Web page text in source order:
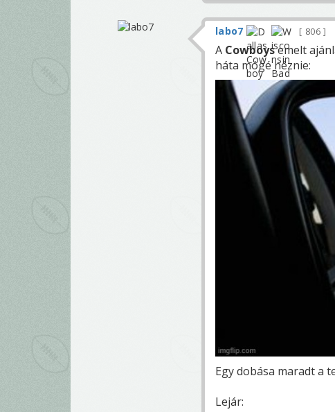
labo7 806
A Cowboysemelt
háta mögé néznie:
Egy dobása maradt a
Lejár: